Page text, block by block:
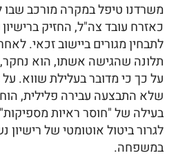
משרדנו טיפל במקרה מורכב שבו
כאזרח עובד צה"ל, החזיק
לתבחין מגורים ביישוב זכאי.
תלונה שהגישה אשתו, הוא
על כך כי מדובר בעלילת
שלא התבצעה עבירה פלילית,
בעילה של "חוסר ראיות
לגרור ביטול אוטומטי של רישיון
במשפחה.